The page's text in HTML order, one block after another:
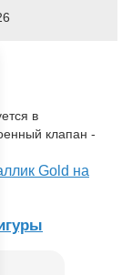
в
клапан -
Gold на